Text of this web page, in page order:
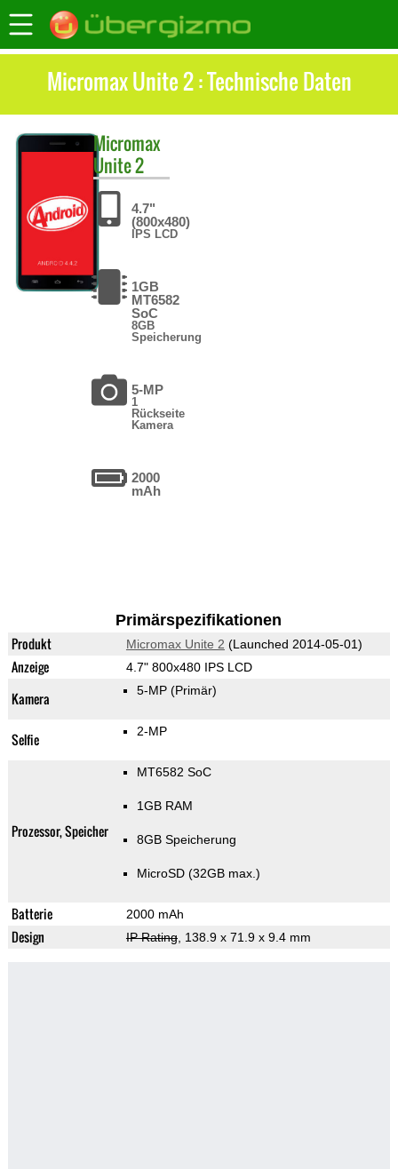
Micromax Unite 2 : Technische Daten
Micromax
Unite 2
4.7"
(800x480)
IPS LCD
1GB
MT6582
SoC
8GB
Speicherung
5-MP
1
Rückseite
Kamera
2000
mAh
Primärspezifikationen
Produkt Micromax Unite 2 (Launched 2014-05-01)
Anzeige 4.7" 800x480 IPS LCD
Kamera 5-MP (Primär)
Selfie 2-MP
Prozessor, Speicher
MT6582 SoC
1GB RAM
8GB Speicherung
MicroSD (32GB max.)
Batterie 2000 mAh
Design IP Rating, 138.9 x 71.9 x 9.4 mm